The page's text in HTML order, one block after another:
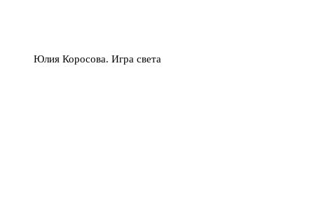
Юлия Коросова. Игра света